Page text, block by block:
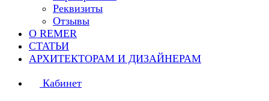
Реквизиты
Отзывы
О REMER
СТАТЬИ
АРХИТЕКТОРАМ И ДИЗАЙНЕРАМ
Кабинет